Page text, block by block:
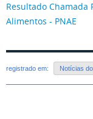
Resultado Chamada
Alimentos - PNAE
registrado em: Notícias